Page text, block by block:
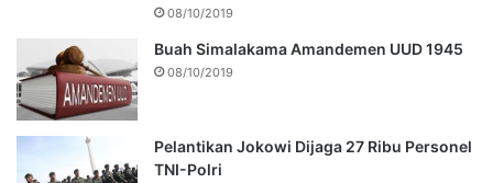
08/10/2019
Buah Simalakama Amandemen UUD 1945
08/10/2019
Pelantikan Jokowi Dijaga 27 Ribu Personel
TNI-Polri